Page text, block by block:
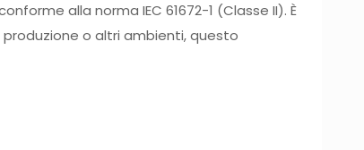
alla norma IEC 61672-1 (Classe II). È
o altri ambienti, questo